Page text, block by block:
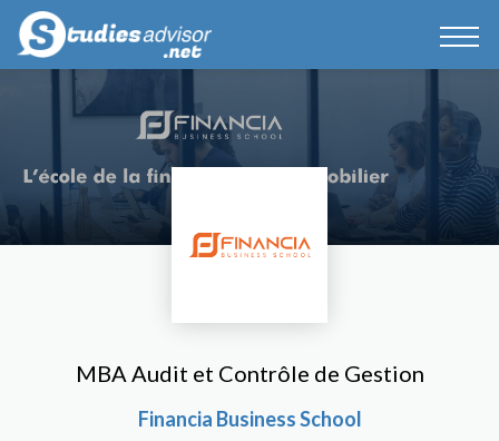
MBA Audit et Contrôle de Gestion
Financia Business School